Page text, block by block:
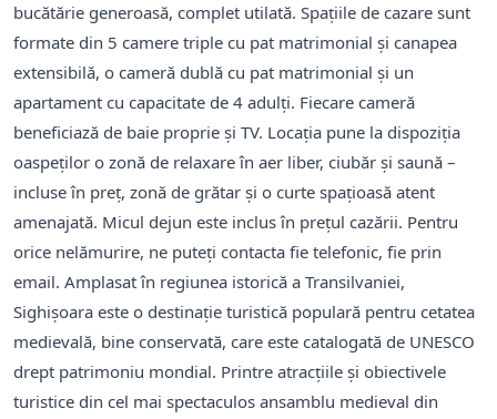
bucătărie generoasă, complet utilată. Spațiile de cazare sunt
formate din 5 camere triple cu pat matrimonial și canapea
extensibilă, o cameră dublă cu pat matrimonial și un
apartament cu capacitate de 4 adulți. Fiecare cameră
beneficiază de baie proprie și TV. Locația pune la dispoziția
oaspeților o zonă de relaxare în aer liber, ciubăr și saună –
incluse în preț, zonă de grătar și o curte spațioasă atent
amenajată. Micul dejun este inclus în prețul cazării. Pentru
orice nelămurire, ne puteți contacta fie telefonic, fie prin
email. Amplasat în regiunea istorică a Transilvaniei,
Sighișoara este o destinație turistică populară pentru cetatea
medievală, bine conservată, care este catalogată de UNESCO
drept patrimoniu mondial. Printre atracțiile și obiectivele
turistice din cel mai spectaculos ansamblu medieval din